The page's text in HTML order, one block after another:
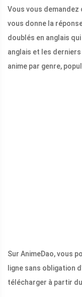
Vous vous demandez
vous donne la
doublés en anglais
anglais et les
anime par genre,
Sur AnimeDao, vous
ligne sans obligation
télécharger à partir